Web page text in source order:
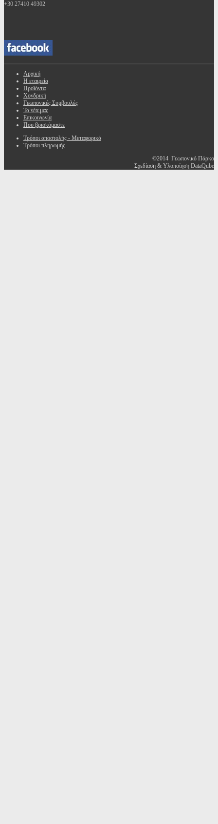
+30 27410 49302
Αρχική
Η εταιρεία
Προϊόντα
Χονδρική
Γεωπονικές Συμβουλές
Τα νέα μας
Επικοινωνία
Που βρισκόμαστε
Τρόποι αποστολής - Μεταφορικά
Τρόποι πληρωμής
©2014 Γεωπονικό Πάρκο
Σχεδίαση & Υλοποίηση DataQube